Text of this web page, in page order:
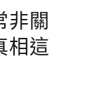
非關
相這